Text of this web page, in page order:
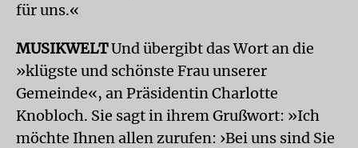
für uns.«
MUSIKWELTUnd übergibt das Wort an die
»klügste und schönste Frau unserer
Gemeinde«, an Präsidentin Charlotte
Knobloch. Sie sagt in ihrem Grußwort: »Ich
möchte Ihnen allen zurufen: ›Bei uns sind Sie